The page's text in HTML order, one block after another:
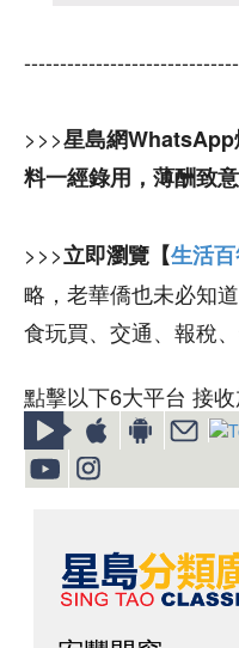
>>>星島網WhatsApp
料一經錄用，薄酬致意
>>>立即瀏覽【生活
略，老華僑也未必知
食玩買、交通、報稅
點擊以下6大平台 接